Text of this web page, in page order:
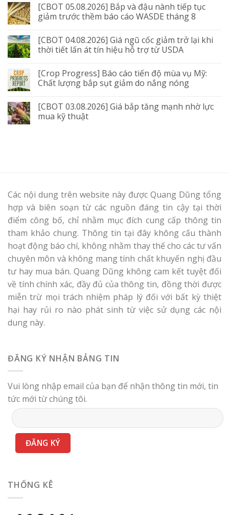
[CBOT 05.08.2026] Bắp và đậu nành tiếp tục
giảm trước thềm báo cáo WASDE tháng 8
[CBOT 04.08.2026] Giá ngũ cốc giảm trở lại khi
thời tiết lấn át tín hiệu hỗ trợ từ USDA
[Crop Progress] Báo cáo tiến độ mùa vụ Mỹ:
Chất lượng bắp sụt giảm do nắng nóng
[CBOT 03.08.2026] Giá bắp tăng mạnh nhờ lực
mua kỹ thuật
Các nội dung trên website này được Quang Dũng tổng
hợp và biên soạn từ các nguồn đáng tin cậy tại thời
điểm công bố, chỉ nhằm mục đích cung cấp thông tin
tham khảo chung. Thông tin tại đây không cấu thành
hoạt động báo chí, không nhằm thay thế cho các tư vấn
chuyên môn và không mang tính chất khuyến nghị đầu
tư hay mua bán. Quang Dũng không cam kết tuyệt đối
về tính chính xác, đầy đủ của thông tin, đồng thời được
miễn trừ mọi trách nhiệm pháp lý đối với bất kỳ thiệt
hại hay rủi ro nào phát sinh từ việc sử dụng các nội
dung này.
ĐĂNG KÝ NHẬN BẢNG TIN
Vui lòng nhập email của bạn để nhận thông tin mới, tin
tức mới từ chúng tôi.
THỐNG KÊ